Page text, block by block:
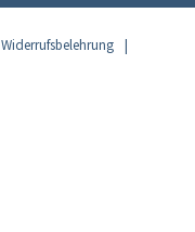
Widerrufsbelehrung |